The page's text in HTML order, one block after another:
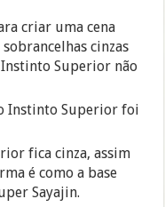
criar uma cena
cinzas
Superior não
Instinto Superior foi
fica cinza, assim
é como a base
Sayajin.